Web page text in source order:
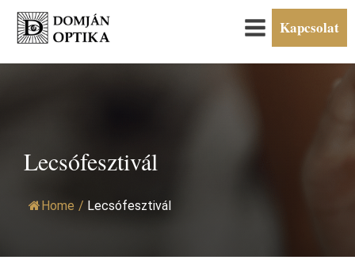
Kapcsolat
Lecsófesztivál
Home / Lecsófesztivál